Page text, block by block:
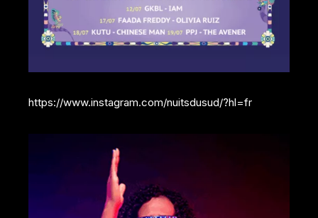
https://www.instagram.com/nuitsdusud/?hl=fr